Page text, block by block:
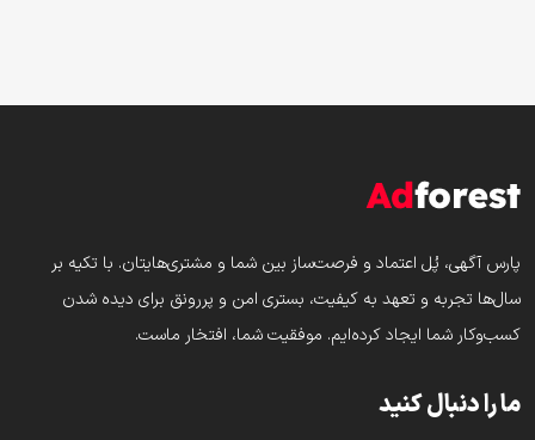
پارس‌ آگهی، پُل اعتماد و فرصت‌ساز بین شما و مشتری‌هایتان. با تکیه بر
سال‌ها تجربه و تعهد به کیفیت، بستری امن و پررونق برای دیده شدن
کسب‌وکار شما ایجاد کرده‌ایم. موفقیت شما، افتخار ماست.
ما را دنبال کنید